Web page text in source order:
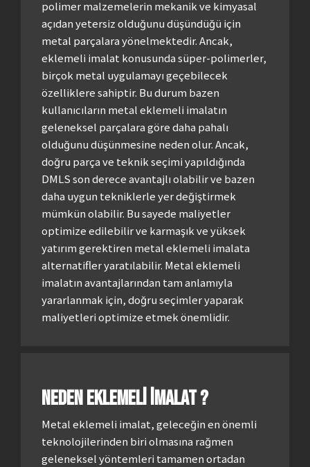
polimer malzemelerin mekanik ve kimyasal
açıdan yetersiz olduğunu düşündüğü için
metal parçalara yönelmektedir. Ancak,
eklemeli imalat konusunda süper-polimerler,
birçok metal uygulamayı geçebilecek
özelliklere sahiptir. Bu durum bazen
kullanıcıların metal eklemeli imalatın
geleneksel parçalara göre daha pahalı
olduğunu düşünmesine neden olur. Ancak,
doğru parça ve teknik seçimi yapıldığında
DMLS son derece avantajlı olabilir ve bazen
daha uygun tekniklerle yer değiştirmek
mümkün olabilir. Bu sayede maliyetler
optimize edilebilir ve karmaşık ve yüksek
yatırım gerektiren metal eklemeli imalata
alternatifler yaratılabilir. Metal eklemeli
imalatın avantajlarından tam anlamıyla
yararlanmak için, doğru seçimler yaparak
maliyetleri optimize etmek önemlidir.
Neden eklemeli imalat ?
Metal eklemeli imalat, geleceğin en önemli
teknolojilerinden biri olmasına rağmen
geleneksel yöntemleri tamamen ortadan